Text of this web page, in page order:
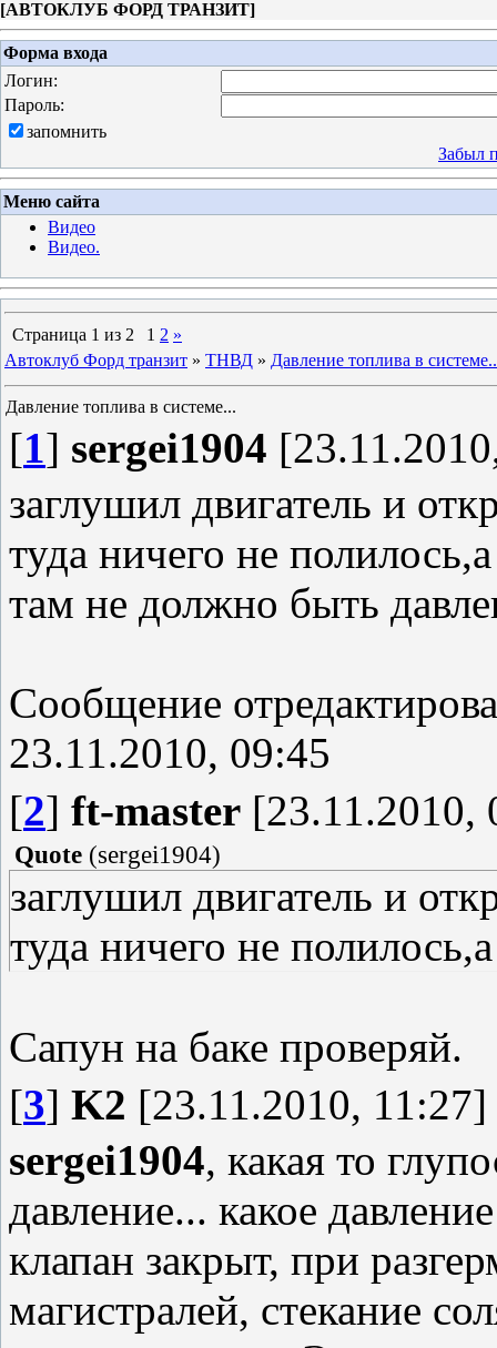
[АВТОКЛУБ ФОРД ТРАНЗИТ]
Форма входа
Логин:
Пароль:
запомнить
Забыл
Меню сайта
Видео
Видео.
Страница 1 из 2 1 2 »
Автоклуб Форд транзит » ТНВД » Давление топлива в
Давление топлива в системе...
[1] sergei1904
заглушил двигатель и
туда ничего не
там не должно быть
Сообщение
23.11.2010, 09:45
[2] ft-master [23.11.2010,
Quote (sergei1904)
заглушил двигатель и
туда ничего не
Сапун на баке проверяй.
[3] K2 [23.11.2010, 11:27]
sergei1904, какая то
давление... какое
клапан закрыт, при
магистралей, стекание